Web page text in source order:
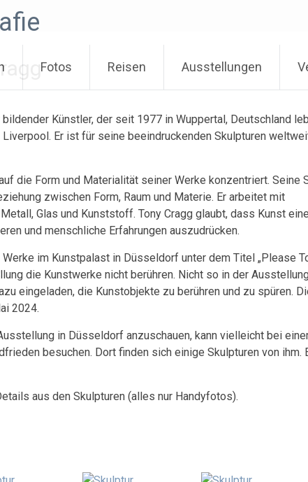
Fotos Reisen Ausstellungen
Künstler, der seit 1977 in Wuppertal, Deutschland
Er ist für seine beeindruckenden Skulpturen
die Form und Materialität seiner Werke konzentriert. Seine
zwischen Form, Raum und Materie. Er arbeitet mit
Glas und Kunststoff. Tony Cragg glaubt, dass Kunst eine
und menschliche Erfahrungen auszudrücken.
im Kunstpalast in Düsseldorf unter dem Titel „Please
die Kunstwerke nicht berühren. Nicht so in der
eingeladen, die Kunstobjekte zu berühren und zu spüren.
2024.
in Düsseldorf anzuschauen, kann vielleicht bei
besuchen. Dort finden sich einige Skulpturen von ihm.
aus den Skulpturen (alles nur Handyfotos).